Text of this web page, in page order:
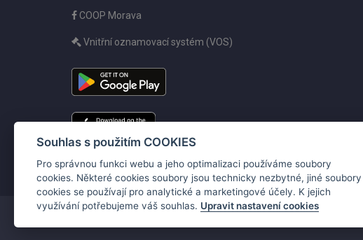
COOP Morava
Vnitřní oznamovací systém (VOS)
Souhlas s použitím COOKIES
Pro správnou funkci webu a jeho optimalizaci používáme soubory
cookies. Některé cookies soubory jsou technicky nezbytné, jiné soubory
cookies se používají pro analytické a marketingové účely. K jejich
využívání potřebujeme váš souhlas. Upravit nastavení cookies